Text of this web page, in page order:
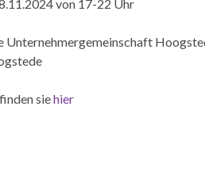
von 17-22 Uhr
Unternehmergemeinschaft
siehier